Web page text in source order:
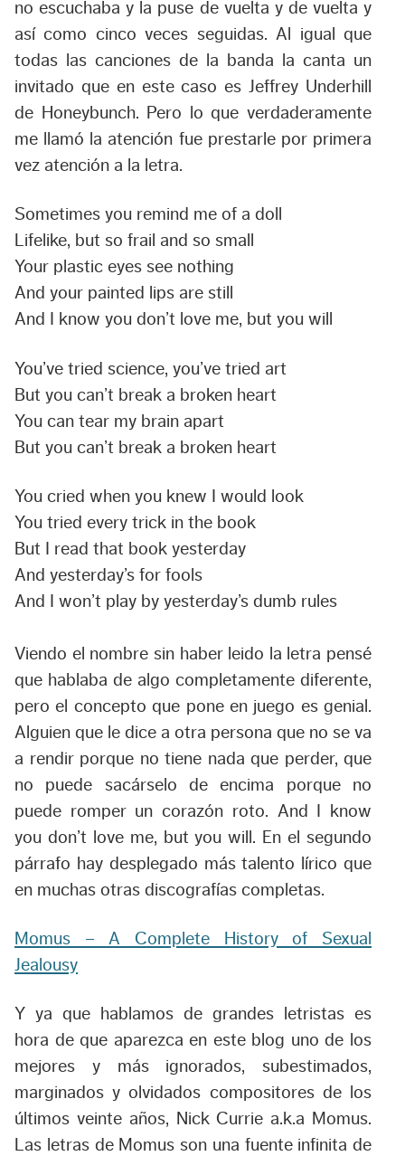
no escuchaba y la puse de vuelta y de vuelta y
así como cinco veces seguidas. Al igual que
todas las canciones de la banda la canta un
invitado que en este caso es Jeffrey Underhill
de Honeybunch. Pero lo que verdaderamente
me llamó la atención fue prestarle por primera
vez atención a la letra.
Sometimes you remind me of a doll
Lifelike, but so frail and so small
Your plastic eyes see nothing
And your painted lips are still
And I know you don’t love me, but you will
You’ve tried science, you’ve tried art
But you can’t break a broken heart
You can tear my brain apart
But you can’t break a broken heart
You cried when you knew I would look
You tried every trick in the book
But I read that book yesterday
And yesterday’s for fools
And I won’t play by yesterday’s dumb rules
Viendo el nombre sin haber leido la letra pensé
que hablaba de algo completamente diferente,
pero el concepto que pone en juego es genial.
Alguien que le dice a otra persona que no se va
a rendir porque no tiene nada que perder, que
no puede sacárselo de encima porque no
puede romper un corazón roto. And I know
you don’t love me, but you will. En el segundo
párrafo hay desplegado más talento lírico que
en muchas otras discografías completas.
Momus – A Complete History of Sexual
Jealousy
Y ya que hablamos de grandes letristas es
hora de que aparezca en este blog uno de los
mejores y más ignorados, subestimados,
marginados y olvidados compositores de los
últimos veinte años, Nick Currie a.k.a Momus.
Las letras de Momus son una fuente infinita de